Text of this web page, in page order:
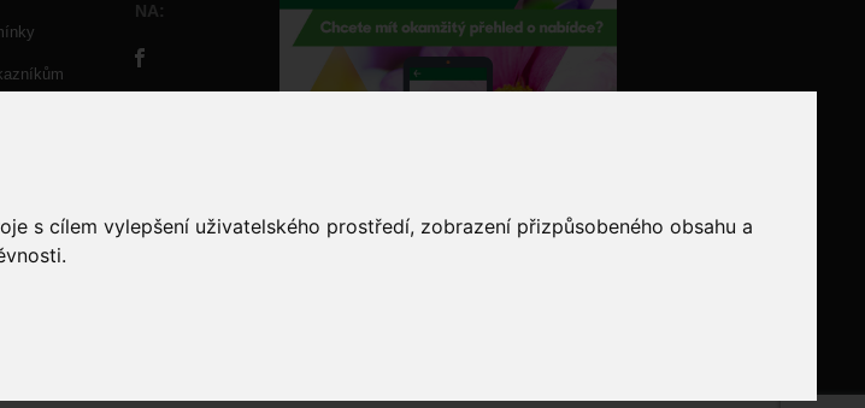
s cílem vylepšení uživatelského prostředí, zobrazení přizpůsobeného obsahu a
NA: